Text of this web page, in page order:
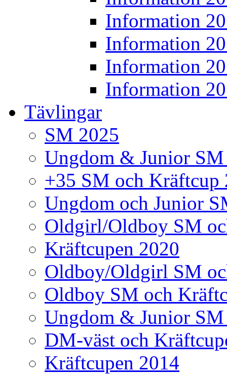
Information
Information
Information
Information
Tävlingar
SM 2025
Ungdom & Junior
+35 SM och Kräftcup
Ungdom och Junior
Oldgirl/Oldboy SM
Kräftcupen 2020
Oldboy/Oldgirl SM
Oldboy SM och
Ungdom & Junior
DM-väst och
Kräftcupen 2014